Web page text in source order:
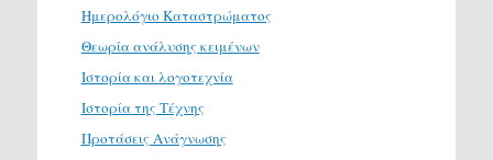
Ημερολόγιο Καταστρώματος
Θεωρία ανάλυσης κειμένων
Ιστορία και λογοτεχνία
Ιστορία της Τέχνης
Προτάσεις Ανάγνωσης